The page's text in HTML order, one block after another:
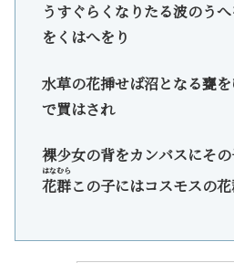
うすぐらくなりたる波のう
をくはへをり
水草の花挿せば沼となる甕
で買はされ
裸少女の背をカンバスにそ
花群
はなむら
この子にはコスモスの花